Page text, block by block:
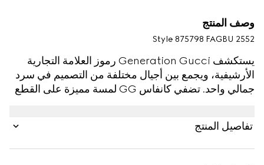
وصف المنتج
Style ‎875798 FAGBU 2552
يستكشف Generation Gucci رموز العلامة التجارية
الأرشيفية، ويجمع بين أجيال مختلفة من التصميم في سرد
جمالي واحد. تضفي كانفاس GG لمسة مميزة على القطع
تفاصيل المنتج